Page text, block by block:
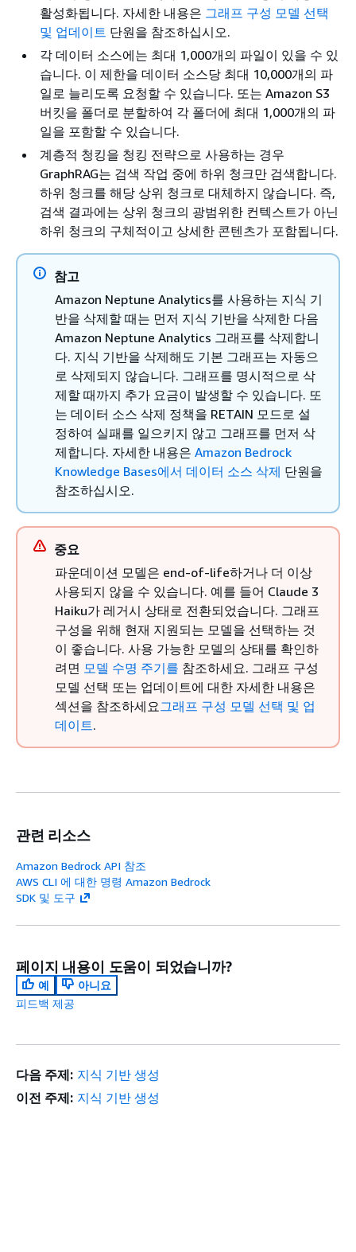
활성화됩니다. 자세한 내용은 그래프 구성 모델 선택
및 업데이트 단원을 참조하십시오.
각 데이터 소스에는 최대 1,000개의 파일이 있을 수 있
습니다. 이 제한을 데이터 소스당 최대 10,000개의 파
일로 늘리도록 요청할 수 있습니다. 또는 Amazon S3
버킷을 폴더로 분할하여 각 폴더에 최대 1,000개의 파
일을 포함할 수 있습니다.
계층적 청킹을 청킹 전략으로 사용하는 경우
GraphRAG는 검색 작업 중에 하위 청크만 검색합니다.
하위 청크를 해당 상위 청크로 대체하지 않습니다. 즉,
검색 결과에는 상위 청크의 광범위한 컨텍스트가 아닌
하위 청크의 구체적이고 상세한 콘텐츠가 포함됩니다.
참고
Amazon Neptune Analytics를 사용하는 지식 기
반을 삭제할 때는 먼저 지식 기반을 삭제한 다음
Amazon Neptune Analytics 그래프를 삭제합니
다. 지식 기반을 삭제해도 기본 그래프는 자동으
로 삭제되지 않습니다. 그래프를 명시적으로 삭
제할 때까지 추가 요금이 발생할 수 있습니다. 또
는 데이터 소스 삭제 정책을 RETAIN 모드로 설
정하여 실패를 일으키지 않고 그래프를 먼저 삭
제합니다. 자세한 내용은 Amazon Bedrock
Knowledge Bases에서 데이터 소스 삭제 단원을
참조하십시오.
중요
파운데이션 모델은 end-of-life하거나 더 이상
사용되지 않을 수 있습니다. 예를 들어 Claude 3
Haiku가 레거시 상태로 전환되었습니다. 그래프
구성을 위해 현재 지원되는 모델을 선택하는 것
이 좋습니다. 사용 가능한 모델의 상태를 확인하
려면 모델 수명 주기를 참조하세요. 그래프 구성
모델 선택 또는 업데이트에 대한 자세한 내용은
섹션을 참조하세요그래프 구성 모델 선택 및 업
데이트.
관련 리소스
Amazon Bedrock API 참조
AWS CLI 에 대한 명령 Amazon Bedrock
SDK 및 도구
페이지 내용이 도움이 되었습니까?
예
아니요
피드백 제공
다음 주제: 지식 기반 생성
이전 주제: 지식 기반 생성